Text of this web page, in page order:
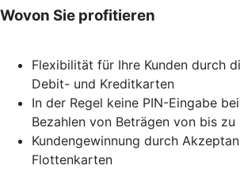
Wovon Sie profitieren
Flexibilität für Ihre Kunden durch
Debit- und Kreditkarten
In der Regel keine PIN-Eingabe
Bezahlen von Beträgen von bis zu
Kundengewinnung durch
Flottenkarten